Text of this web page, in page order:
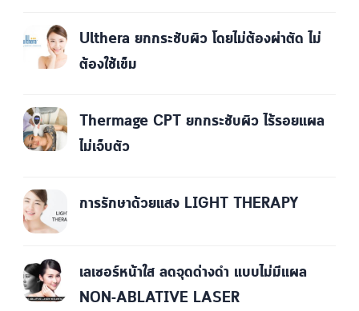
Ulthera ยกกระชับผิว โดยไม่ต้องผ่าตัด ไม่
ต้องใช้เข็ม
Thermage CPT ยกกระชับผิว ไร้รอยแผล
ไม่เจ็บตัว
การรักษาด้วยแสง LIGHT THERAPY
เลเซอร์หน้าใส ลดจุดด่างดำ แบบไม่มีแผล
NON-ABLATIVE LASER